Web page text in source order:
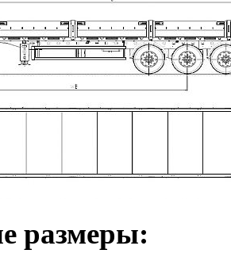
размеры: